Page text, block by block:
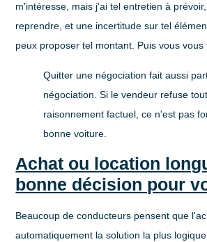
m'intéresse, mais j'ai tel entretien à
reprendre, et une incertitude sur tel
peux proposer tel montant. Puis vous vous
Quitter une négociation fait aussi
négociation. Si le vendeur refuse tout
raisonnement factuel, ce n'est pas
bonne voiture.
Achat ou location
bonne décision pour
Beaucoup de conducteurs pensent que
automatiquement la solution la plus